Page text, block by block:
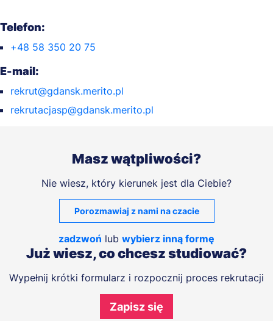
Telefon:
+48 58 350 20 75
E-mail:
rekrut@gdansk.merito.pl
rekrutacjasp@gdansk.merito.pl
Masz wątpliwości?
Nie wiesz, który kierunek jest dla Ciebie?
Porozmawiaj z nami na czacie
zadzwoń lub wybierz inną formę
Już wiesz, co chcesz studiować?
Wypełnij krótki formularz i rozpocznij proces rekrutacji
Zapisz się